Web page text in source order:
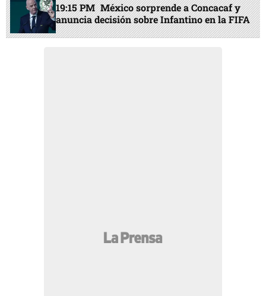
19:15 PM México sorprende a Concacaf y
anuncia decisión sobre Infantino en la FIFA